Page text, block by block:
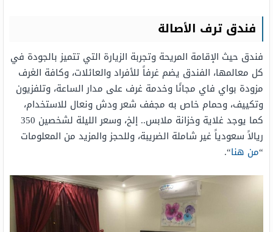
فندق ترف الأصالة
فندق حيث الإقامة المريحة وتجربة الزيارة التي تتميز بالجودة في
كل معالمها، الفندق يضم غرفاً للأفراد والعائلات، وكافة الغرف
مزودة بواي فاي مجانًا وخدمة غرف على مدار الساعة، وتلفزيون
وتكييف، وحمام خاص به مجفف شعر ودش ونعال للاستخدام،
كما يوجد غلاية وخزانة ملابس.. إلخ، وسعر الليلة لشخصين 350
ريالاً سعودياً غير شاملة الضريبة، وللحجز والمزيد من المعلومات
“من هنا“.